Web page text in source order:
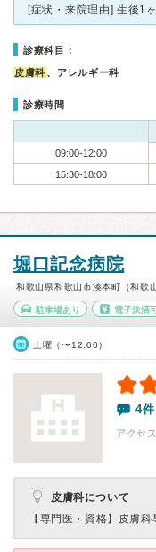
診療科目：
皮膚科 、アレルギー科
診療時間
09:00-12:00
15:30-18:00
堀口記念病院
和歌山県和歌山市湊本町（和歌
駐車場あり 電子決済
土曜（〜12:00）
4件
アクセ
皮膚科について
【専門医・資格】 皮膚科